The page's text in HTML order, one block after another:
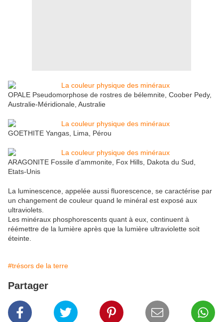
OPALE Pseudomorphose de rostres de bélemnite, Coober Pedy,
Australie-Méridionale, Australie
GOETHITE Yangas, Lima, Pérou
ARAGONITE Fossile d’ammonite, Fox Hills, Dakota du Sud,
Etats-Unis
La luminescence, appelée aussi fluorescence, se caractérise par
un changement de couleur quand le minéral est exposé aux
ultraviolets.
Les minéraux phosphorescents quant à eux, continuent à
réémettre de la lumière après que la lumière ultraviolette soit
éteinte.
#trésors de la terre
Partager